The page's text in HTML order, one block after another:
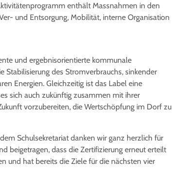
enthält Massnahmen in den
und Entsorgung, Mobilität, interne Organisation
und ergebnisorientierte kommunale
Stabilisierung des Stromverbrauchs, sinkender
Energien. Gleichzeitig ist das Label eine
sich auch zukünftig zusammen mit ihrer
vorzubereiten, die Wertschöpfung im Dorf zu
Schulsekretariat danken wir ganz herzlich für
beigetragen, dass die Zertifizierung erneut erteilt
und hat bereits die Ziele für die nächsten vier